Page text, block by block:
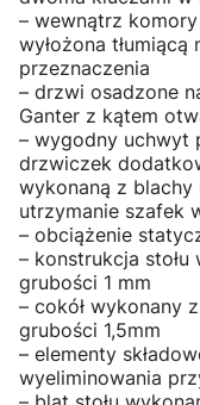
– wewnątrz
wyłożona
przeznaczenia
– drzwi osadzone
Ganter z kątem
– wygodny uchwyt
drzwiczek
wykonaną z blachy
utrzymanie szafek
– obciążenie
– konstrukcja
grubości 1 mm
– cokół wykonany
grubości 1,5mm
– elementy
wyeliminowania